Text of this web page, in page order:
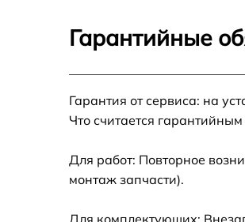
Замена электросхемы
Устранение засора
Гарантийные
Гарантия от сервиса: на
Что считается
Для работ: Повторное
монтаж запчасти).
Для комплектующих: